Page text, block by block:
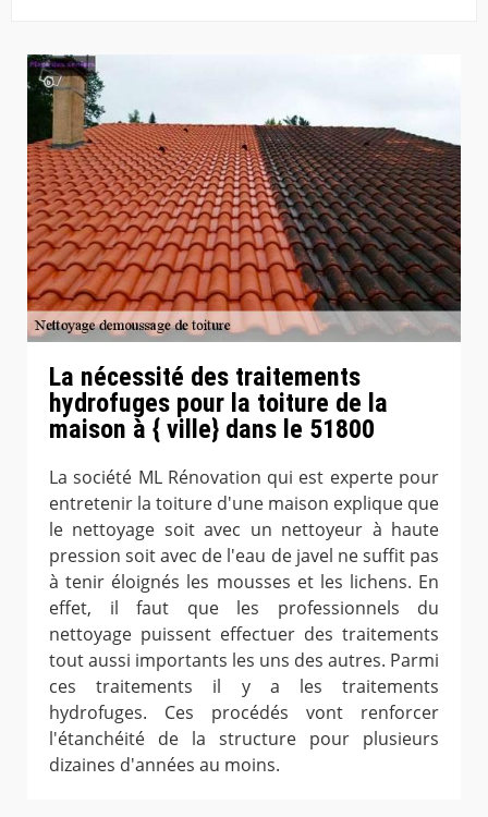
La nécessité des traitements
hydrofuges pour la toiture de la
maison à { ville} dans le 51800
La société ML Rénovation qui est experte pour
entretenir la toiture d'une maison explique que
le nettoyage soit avec un nettoyeur à haute
pression soit avec de l'eau de javel ne suffit pas
à tenir éloignés les mousses et les lichens. En
effet, il faut que les professionnels du
nettoyage puissent effectuer des traitements
tout aussi importants les uns des autres. Parmi
ces traitements il y a les traitements
hydrofuges. Ces procédés vont renforcer
l'étanchéité de la structure pour plusieurs
dizaines d'années au moins.